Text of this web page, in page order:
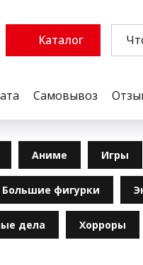
Каталог
Самовывоз
Аниме Игры
Большие фигурки
дела Хорроры